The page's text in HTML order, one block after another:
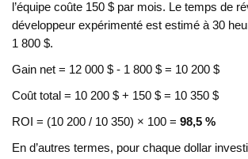
l’équipe coûte 150 $ par mois. Le temps de
développeur expérimenté est estimé à 30
1 800 $.
Gain net = 12 000 $ - 1 800 $ = 10 200 $
Coût total = 10 200 $ + 150 $ = 10 350 $
ROI = (10 200 / 10 350) × 100 = 98,5 %
En d’autres termes, pour chaque dollar